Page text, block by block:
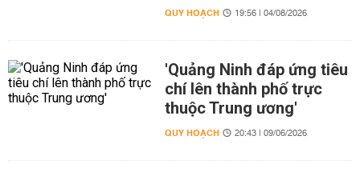
QUY HOẠCH 19:56 | 04/08/2026
'Quảng Ninh đáp ứng tiêu
chí lên thành phố trực
thuộc Trung ương'
QUY HOẠCH 20:43 | 09/06/2026